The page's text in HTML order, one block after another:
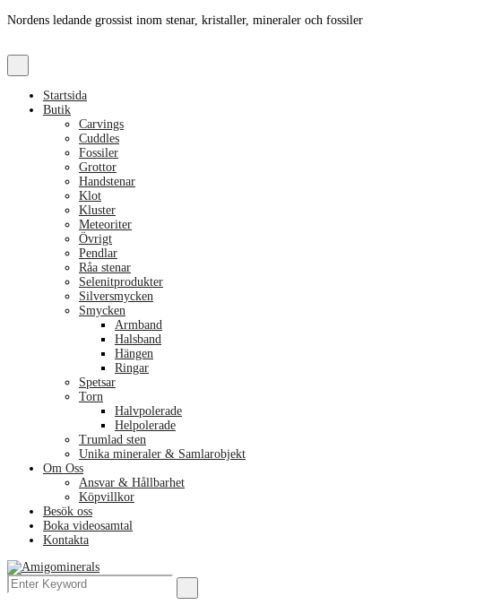
Nordens ledande grossist inom stenar, kristaller, mineraler och fossiler
Startsida
Butik
Carvings
Cuddles
Fossiler
Grottor
Handstenar
Klot
Kluster
Meteoriter
Övrigt
Pendlar
Råa stenar
Selenitprodukter
Silversmycken
Smycken
Armband
Halsband
Hängen
Ringar
Spetsar
Torn
Halvpolerade
Helpolerade
Trumlad sten
Unika mineraler & Samlarobjekt
Om Oss
Ansvar & Hållbarhet
Köpvillkor
Besök oss
Boka videosamtal
Kontakta
Menu
Search
for:
Search